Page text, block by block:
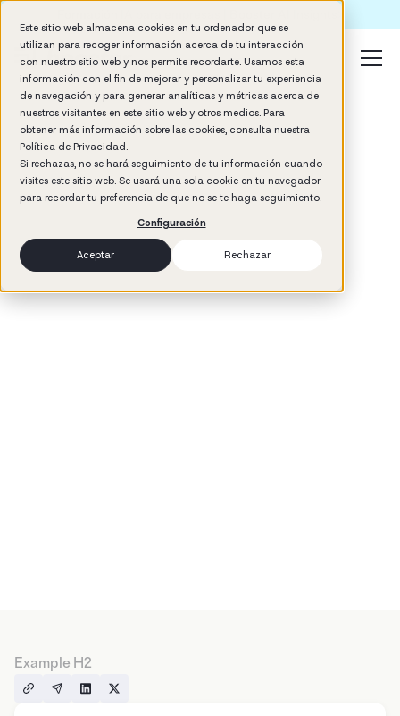
Este sitio web almacena cookies en tu ordenador que se
utilizan para recoger información acerca de tu interacción
con nuestro sitio web y nos permite recordarte. Usamos esta
información con el fin de mejorar y personalizar tu experiencia
de navegación y para generar analíticas y métricas acerca de
nuestros visitantes en este sitio web y otros medios. Para
obtener más información sobre las cookies, consulta nuestra
Política de Privacidad.
Si rechazas, no se hará seguimiento de tu información cuando
visites este sitio web. Se usará una sola cookie en tu navegador
para recordar tu preferencia de que no se te haga seguimiento.
Configuración
Aceptar Rechazar
min read
Example H2